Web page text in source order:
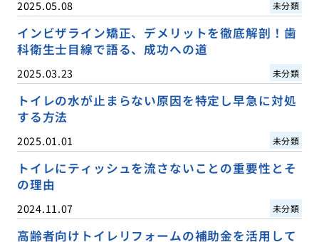
2025.05.08 未分類
インビザライン矯正、デメリットを徹底解剖！歯
科衛生士目線で語る、成功への道
2025.03.23 未分類
トイレの水が止まらない原因を特定し早急に対処
する方法
2025.01.01 未分類
トイレにティッシュを流さないことの重要性とそ
の理由
2024.11.07 未分類
高齢者向けトイレリフォームの補助金を活用して